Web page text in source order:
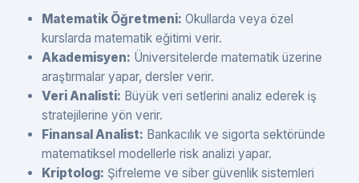
Matematik Öğretmeni: Okullarda veya özel
kurslarda matematik eğitimi verir.
Akademisyen: Üniversitelerde matematik üzerine
araştırmalar yapar, dersler verir.
Veri Analisti: Büyük veri setlerini analiz ederek iş
stratejilerine yön verir.
Finansal Analist: Bankacılık ve sigorta sektöründe
matematiksel modellerle risk analizi yapar.
Kriptolog: Şifreleme ve siber güvenlik sistemleri